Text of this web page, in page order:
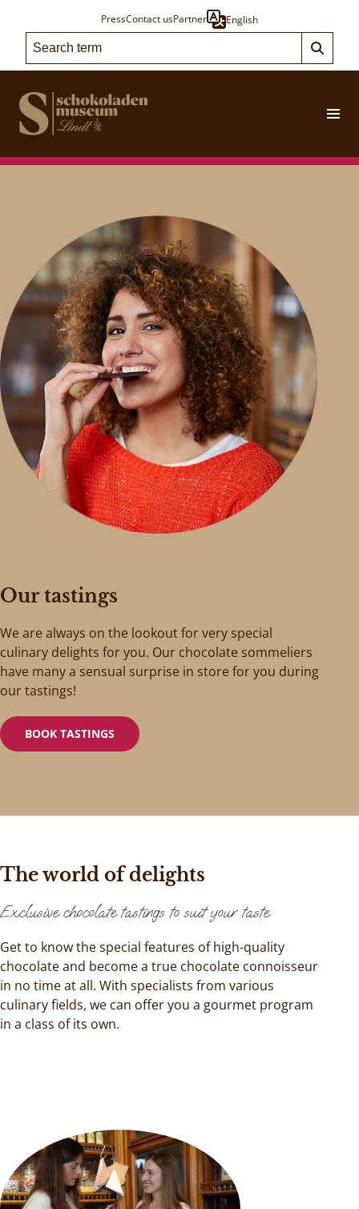
PressContact usPartner English
Our tastings
We are always on the lookout for very special
culinary delights for you. Our chocolate sommeliers
have many a sensual surprise in store for you during
our tastings!
BOOK TASTINGS
The world of delights
Exclusive chocolate tastings to suit your taste
Get to know the special features of high-quality
chocolate and become a true chocolate connoisseur
in no time at all. With specialists from various
culinary fields, we can offer you a gourmet program
in a class of its own.